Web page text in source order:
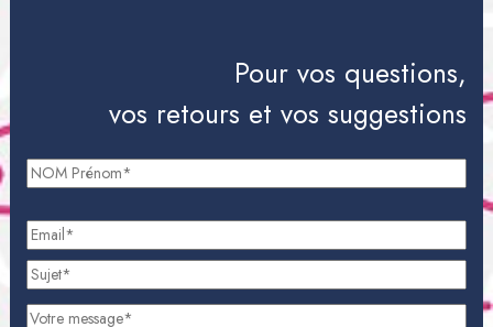
Pour vos questions,
vos retours et vos suggestions